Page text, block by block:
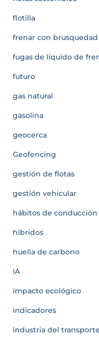
flotilla
frenar con brusquedad
fugas de líquido de
futuro
gas natural
gasolina
geocerca
Geofencing
gestión de flotas
gestión vehicular
hábitos de conducción
híbridos
huella de carbono
IA
impacto ecológico
indicadores
industria del transporte